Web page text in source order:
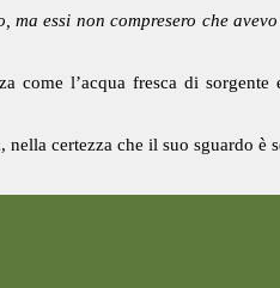
ma essi non compresero che
come l’acqua fresca di
certezza che il suo sguardo è